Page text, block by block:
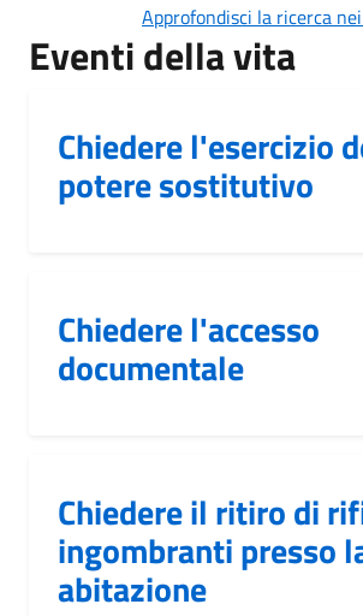
Approfondisci la ricerca
Eventi della vita
Chiedere l'esercizio
potere sostitutivo
Chiedere l'accesso
documentale
Chiedere il ritiro di
ingombranti presso
abitazione